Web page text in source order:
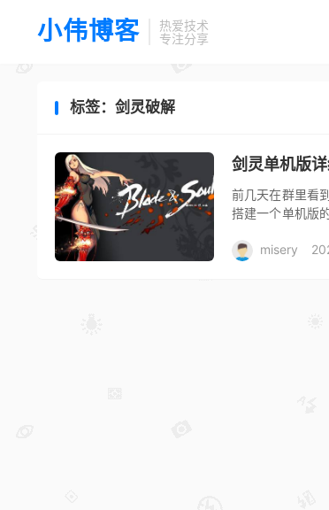
小伟博客
热爱技术
专注分享
标签：剑灵破解
剑灵单机版
前几天在群里看
搭建一个单机版
misery